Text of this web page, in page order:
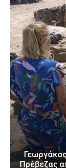
Πρέβεζας